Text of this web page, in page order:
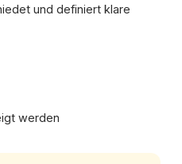
und definiert klare
werden